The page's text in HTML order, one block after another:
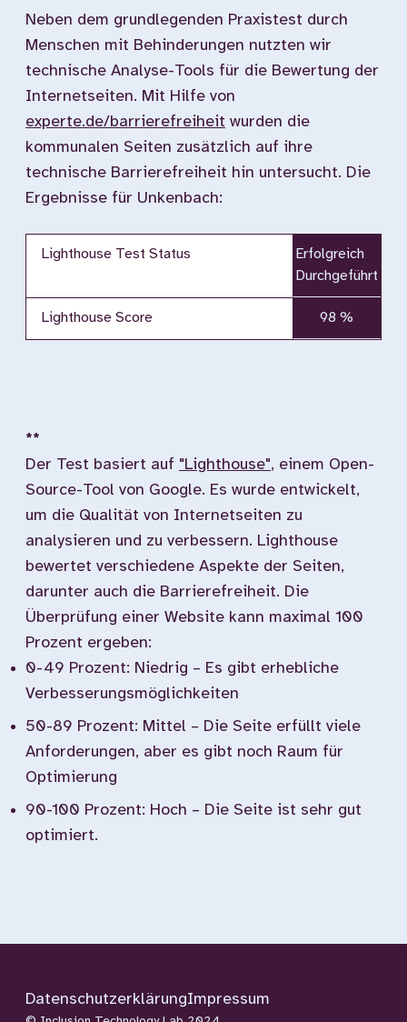
Neben dem grundlegenden Praxistest durch
Menschen mit Behinderungen nutzten wir
technische Analyse-Tools für die Bewertung der
Internetseiten. Mit Hilfe von
experte.de/barrierefreiheit wurden die
kommunalen Seiten zusätzlich auf ihre
technische Barrierefreiheit hin untersucht. Die
Ergebnisse für Unkenbach:
Lighthouse Test Status
Erfolgreich
Durchgeführt
Lighthouse Score 98 %
**
Der Test basiert auf "Lighthouse", einem Open-
Source-Tool von Google. Es wurde entwickelt,
um die Qualität von Internetseiten zu
analysieren und zu verbessern. Lighthouse
bewertet verschiedene Aspekte der Seiten,
darunter auch die Barrierefreiheit. Die
Überprüfung einer Website kann maximal 100
Prozent ergeben:
0-49 Prozent: Niedrig – Es gibt erhebliche
Verbesserungsmöglichkeiten
50-89 Prozent: Mittel – Die Seite erfüllt viele
Anforderungen, aber es gibt noch Raum für
Optimierung
90-100 Prozent: Hoch – Die Seite ist sehr gut
optimiert.
DatenschutzerklärungImpressum